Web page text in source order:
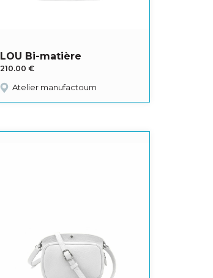
LOU Bi-matière
210.00€
Atelier manufactoum